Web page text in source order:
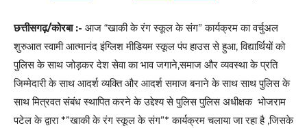
छत्तीसगढ़/कोरबा :- आज “खाकी के रंग स्कूल के संग” कार्यक्रम का वर्चुअल
शुरुआत स्वामी आत्मानंद इंग्लिश मीडियम स्कूल पंप हाउस से हुआ, विद्यार्थियों को
पुलिस के साथ जोड़कर देश सेवा का भाव जगाने,समाज और व्यवस्था के प्रति
जिम्मेदारी के साथ आदर्श व्यक्ति और आदर्श समाज बनाने के साथ साथ पुलिस के
साथ मित्रवत संबंध स्थापित करने के उद्देश्य से पुलिस पुलिस अधीक्षक भोजराम
पटेल के द्वारा *”खाकी के रंग स्कूल के संग”* कार्यक्रम चलाया जा रहा है ,जिसके